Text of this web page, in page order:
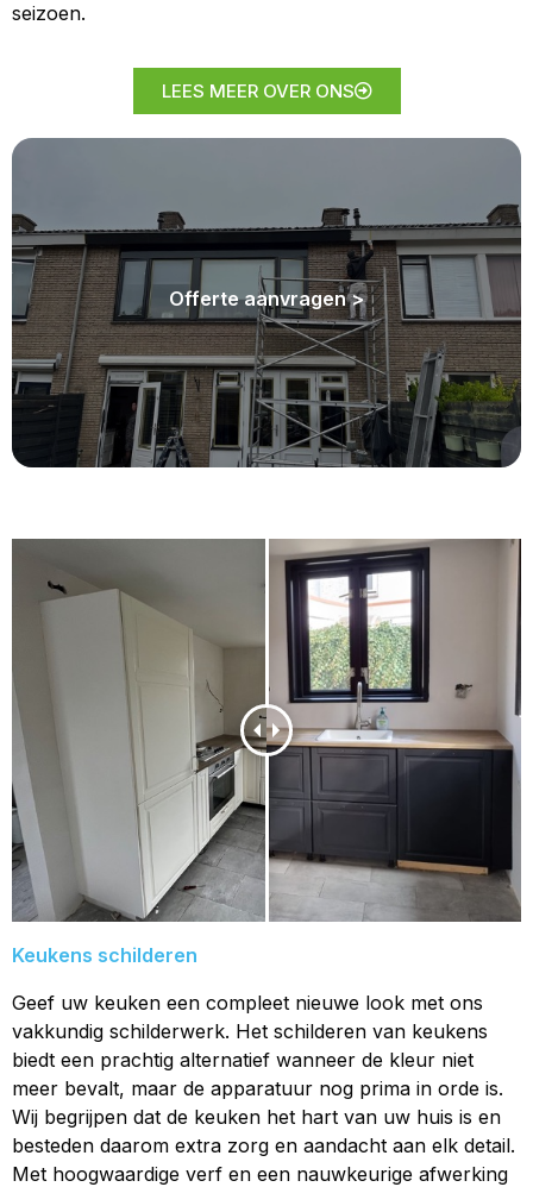
seizoen.
LEES MEER OVER ONS
Offerte aanvragen >
Vraag een offerte aan
Schilderen kun je het hele jaar door​.
OFFERTE AANVRAGEN
Keukens schilderen
Geef uw keuken een compleet nieuwe look met ons
vakkundig schilderwerk. Het schilderen van keukens
biedt een prachtig alternatief wanneer de kleur niet
meer bevalt, maar de apparatuur nog prima in orde is.
Wij begrijpen dat de keuken het hart van uw huis is en
besteden daarom extra zorg en aandacht aan elk detail.
Met hoogwaardige verf en een nauwkeurige afwerking